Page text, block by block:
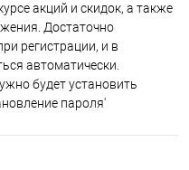
акций и скидок, а также
Достаточно
регистрации, и в
автоматически.
будет установить
пароля'